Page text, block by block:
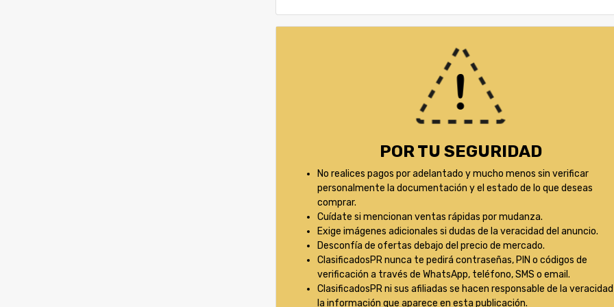
POR TU SEGURIDAD
No realices pagos por adelantado y mucho menos sin verificar
personalmente la documentación y el estado de lo que deseas
comprar.
Cuídate si mencionan ventas rápidas por mudanza.
Exige imágenes adicionales si dudas de la veracidad del anuncio.
Desconfía de ofertas debajo del precio de mercado.
ClasificadosPR nunca te pedirá contraseñas, PIN o códigos de
verificación a través de WhatsApp, teléfono, SMS o email.
ClasificadosPR ni sus afiliadas se hacen responsable de la
la información que aparece en esta publicación.